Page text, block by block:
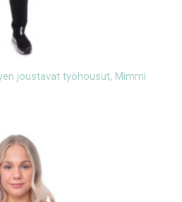
joustavat työhousut, Mimmi